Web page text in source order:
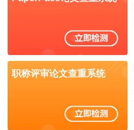
职称评审论文查重系统